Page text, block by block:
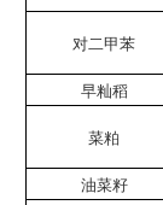
对二甲苯
早籼稻
菜粕
油菜籽